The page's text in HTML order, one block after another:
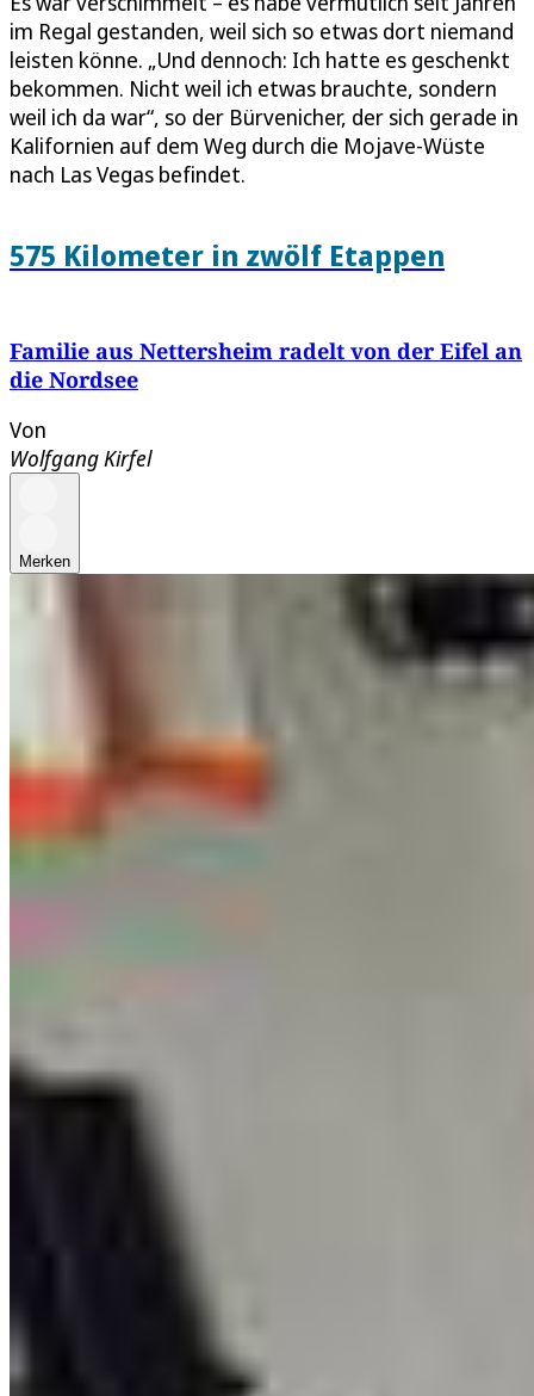
im Regal gestanden, weil sich so etwas dort niemand
leisten könne. „Und dennoch: Ich hatte es geschenkt
bekommen. Nicht weil ich etwas brauchte, sondern
weil ich da war“, so der Bürvenicher, der sich gerade in
Kalifornien auf dem Weg durch die Mojave-Wüste
nach Las Vegas befindet.
575 Kilometer in zwölf Etappen
Familie aus Nettersheim radelt von der Eifel an
die Nordsee
Von
Wolfgang Kirfel
Merken